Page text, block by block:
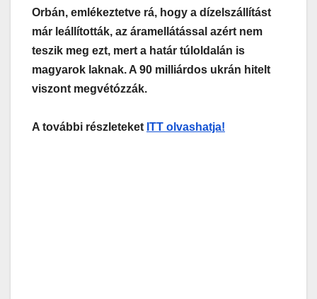
Orbán, emlékeztetve rá, hogy a dízelszállítást
már leállították, az áramellátással azért nem
teszik meg ezt, mert a határ túloldalán is
magyarok laknak. A 90 milliárdos ukrán hitelt
viszont megvétózzák.
A további részleteket ITT olvashatja!